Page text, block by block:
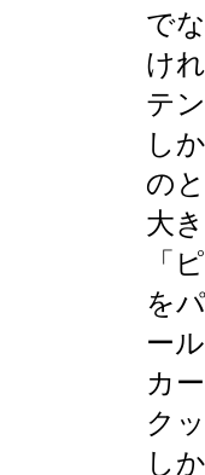
で
け
テ
し
の
大
「
を
ー
カ
ク
し